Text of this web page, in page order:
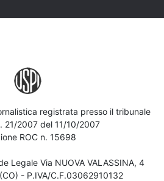
registrata presso il tribunale
21/2007 del 11/10/2007
ROC n. 15698
Legale Via NUOVA VALASSINA, 4
- P.IVA/C.F.03062910132